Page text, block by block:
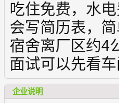
吃住免费，水
会写简历表，
宿舍离厂区约4
面试可以先看
企业说明